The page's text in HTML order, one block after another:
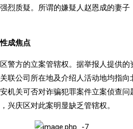
烈质疑。所谓的嫌疑人赵恩成的妻
成焦点
警方的立案管辖权。据举报人提供
联公司所在地及介绍人活动地均指
机关可否对诈骗犯罪案件立案侦查
兴庆区对此案明显缺乏管辖权。